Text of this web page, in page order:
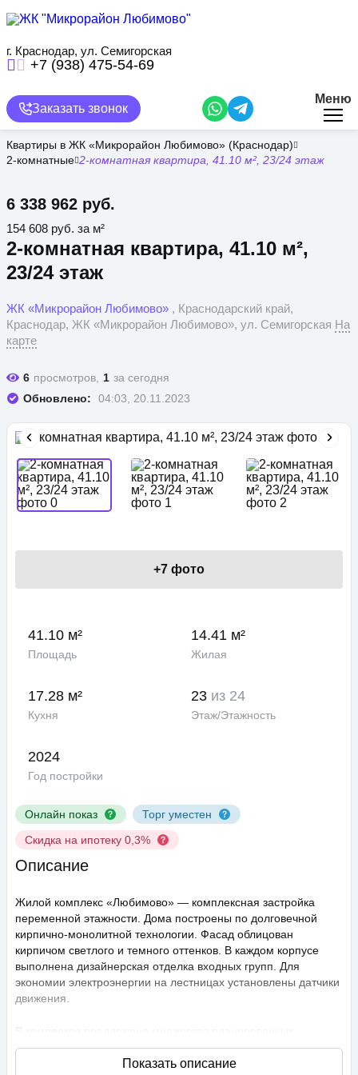
содержанию
г. Краснодар, ул. Семигорская
+7 (938) 475-54-69
Заказать звонок
Меню
Квартиры в ЖК «Микрорайон Любимово» (Краснодар)
2-комнатные 2-комнатная квартира, 41.10 м², 23/24 этаж
2-комнатная квартира, 41.10 м²,
23/24 этаж
6 338 962 руб.
ЖК «Микрорайон Любимово» , Краснодарский край,
Краснодар, ЖК «Микрорайон Любимово», ул. Семигорская На
карте
154 608 руб. за м²
6 просмотров, 1 за сегодня
Обновлено:
04:03, 20.11.2023
Онлайн показ
Торг уместен
Скидка на ипотеку 0,3%
+7 фото
41.10 м²
Площадь
14.41 м²
Жилая
17.28 м²
Кухня
23 из 24
Этаж/Этажность
2024
Год постройки
Описание
Жилой комплекс «Любимово» — комплексная застройка
переменной этажности. Дома построены по долговечной
кирпично-монолитной технологии. Фасад облицован
кирпичом светлого и темного оттенков. В каждом корпусе
выполнена дизайнерская отделка входных групп. Для
экономии электроэнергии на лестницах установлены датчики
движения.
решений: в наличии квартиры, как классического типа, так и
европланировки. Они сдаются с подчистовой отделкой,